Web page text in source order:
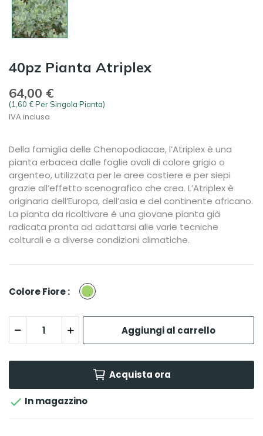
40pz Pianta Atriplex
64,00 €
(1,60 € Per Singola Pianta)
IVA inclusa
Della famiglia delle Chenopodiacae, l’Atriplex è una
pianta erbacea dalle foglie ovali di colore grigio o
argenteo, utilizzata per le aree costiere e per siepi
grazie all’effetto scenografico che crea. L’Atriplex è
originaria dell’Europa, dell’asia e del continente africano.
La pianta da ricoltivare è una giovane pianta già
radicata pronta ad adattarsi alle varie tecniche
colturali e a diverse condizioni climatiche.
Colore Fiore : Verde
Aggiungi al carrello
Acquista ora
 In magazzino